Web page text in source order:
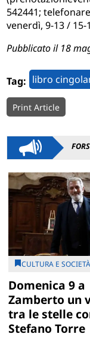
542441;
venerdì, 9-13 / 15-
Pubblicato il 18
Tag: libro
Print Article
CULTURA E
Domenica 9 a
Zamberto un
tra le stelle
Stefano Torre